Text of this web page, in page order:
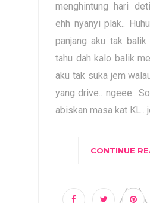
menghintung hari
ehh nyanyi plak..
panjang aku tak balik
tahu dah kalo balik
aku tak suka jem
yang drive.. ngeee..
abiskan masa kat KL..
CONTINUE